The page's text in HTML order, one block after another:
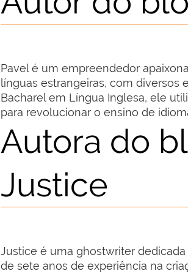
Pavel é um empreendedor
línguas estrangeiras, com
Bacharel em Língua Inglesa, ele
para revolucionar o ensino de
Autora do
Justice
Justice é uma ghostwriter
de sete anos de experiência na